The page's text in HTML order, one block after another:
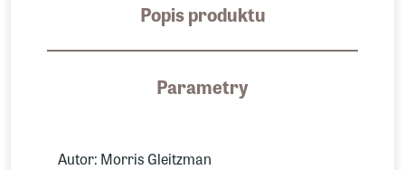
Popis produktu
Parametry
Autor: Morris Gleitzman